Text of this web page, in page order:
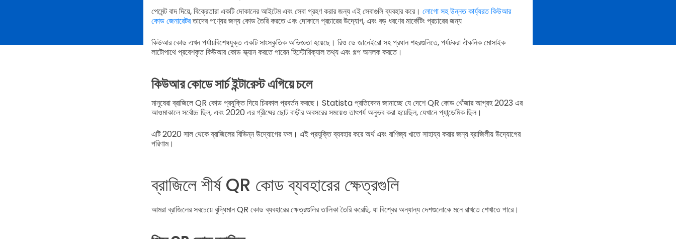
পেমেন্ট বাদ দিয়ে, বিক্রেতারা একটি দোকানের আইটেম এবং সেবা গ্রহণ করার জন্য এই সেবাগুলি ব্যবহার করে। লোগো সহ উন্নত কার্য্যরত কিউআর
কোড জেনারেটরতাদের পণ্যের জন্য কোড তৈরি করতে এবং দোকানে প্রচারের উদ্যোগ, এবং বড় ধরণের মার্কেটিং প্রচারের জন্য
কিউআর কোড এখন পর্যায়বিশেষযুক্ত একটি সাংস্কৃতিক অভিজ্ঞতা হয়েছে। রিও ডে জানেইরো সহ প্রধান শহরগুলিতে, পর্যটকরা ঐকনিক মোসাইক
লাটোপাথে প্রবেশকৃত কিউআর কোড স্ক্যান করতে পারেন হিস্টোরিক্যাল তথ্য এবং গল্প অনলক করতে।
কিউআর কোডে সার্চ ইন্টারেস্ট এগিয়ে চলে
মানুষেরা ব্রাজিলে QR কোড প্রযুক্তি দিয়ে চিরকাল প্রবর্তন করছে। Statista প্রতিবেদন জানাচ্ছে যে দেশে QR কোড খোঁজার আগ্রহ 2023 এর
আওমাকালে সর্বোচ্চ ছিল, এবং 2020 এর গ্রীষ্মের ছোট বাড়ীর অবসরের সময়েও তাৎপর্য অনুভব করা হয়েছিল, যেখানে প্যান্ডেমিক ছিল।
এটি 2020 সাল থেকে ব্রাজিলের বিভিন্ন উদ্যোগের ফল। এই প্রযুক্তি ব্যবহার করে অর্থ এবং বাণিজ্য খাতে সাহায্য করার জন্য ব্রাজিলীয় উদ্যোগের
পরিণাম।
ব্রাজিলে শীর্ষ QR কোড ব্যবহারের ক্ষেত্রগুলি
আমরা ব্রাজিলের সবচেয়ে বুদ্ধিমান QR কোড ব্যবহারের ক্ষেত্রগুলির তালিকা তৈরি করেছি, যা বিশ্বের অন্যান্য দেশগুলোকে মনে রাখতে শেখাতে পারে।